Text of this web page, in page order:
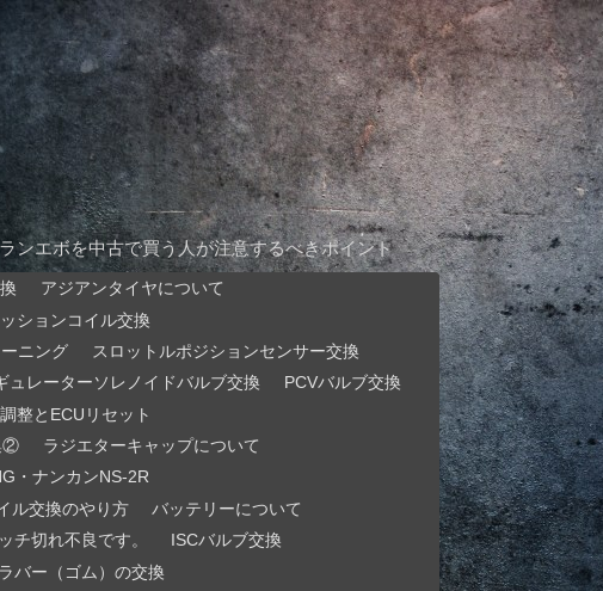
ンエボを中古で買う人が注意するべきポイント
アジアンタイヤについて
ションコイル交換
ニング
スロットルポジションセンサー交換
ュレーターソレノイドバルブ交換
PCVバルブ交換
整とECUリセット
②
ラジエターキャップについて
・ナンカンNS-2R
ル交換のやり方
バッテリーについて
チ切れ不良です。
ISCバルブ交換
バー（ゴム）の交換